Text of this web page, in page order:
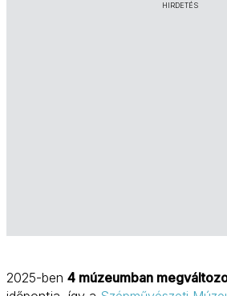
HIRDETÉS
2025-ben 4 múzeumban